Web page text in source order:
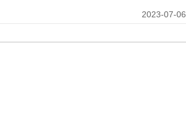
2023-07-